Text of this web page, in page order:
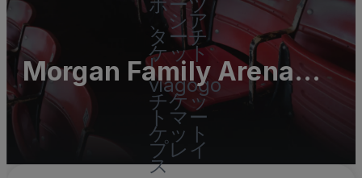
、シア
ターチ
ケット
|
viagogo
チケッ
トマー
ケット
プレイ
ス
Morgan Family Arena
Parking Lots (InActive)